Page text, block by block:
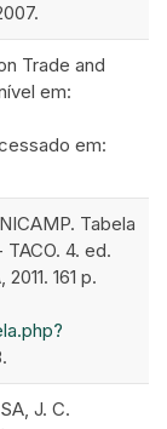
Trade and
em:
em:
Tabela
4. ed.
161 p.
J. C.